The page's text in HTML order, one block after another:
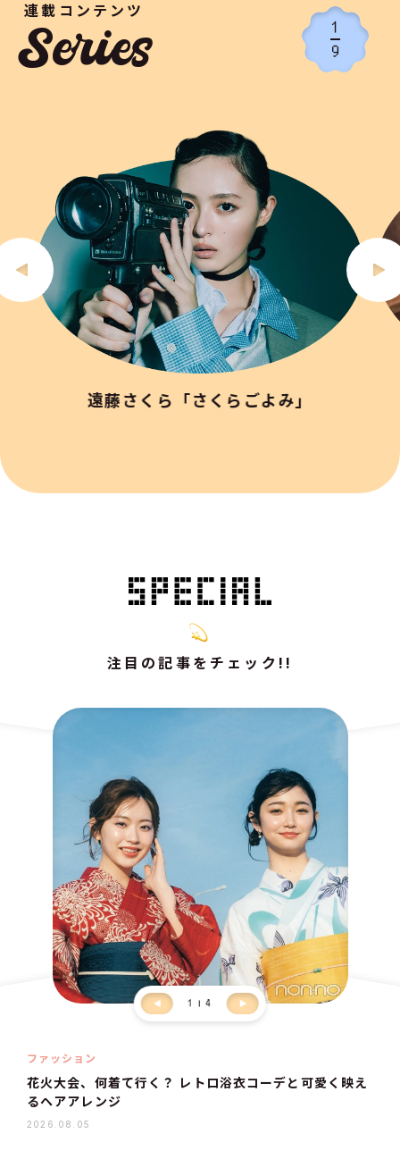
連載コンテンツ
Series
遠藤さくら「さくらごよみ」
1
9
注目の記事をチェック!!
1 4
ファッション
花火大会、何着て行く？ レトロ浴衣コーデと可愛く映え
るヘアアレンジ
2026.08.05